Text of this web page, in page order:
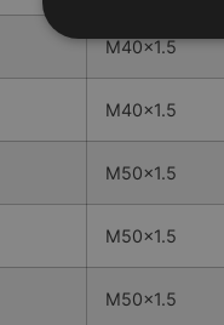
M40x1.5
M40x1.5
M50x1.5
M50x1.5
M50x1.5